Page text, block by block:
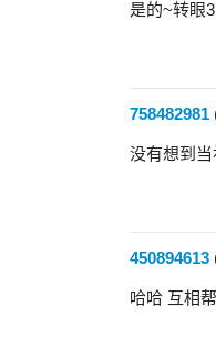
是的~转眼
758482981
没有想到
450894613
哈哈 互相